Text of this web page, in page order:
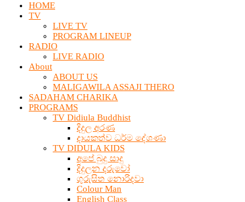
HOME
TV
LIVE TV
PROGRAM LINEUP
RADIO
LIVE RADIO
About
ABOUT US
MALIGAWILA ASSAJI THERO
SADAHAM CHARIKA
PROGRAMS
TV Didiula Buddhist
දිදුල අරණ
දායකත්ව ධර්ම දේශණා
TV DIDULA KIDS
අපේ බුදු සාදු
දිදුලන දරුවෝ
ගුරුසිත නොරිදවා
Colour Man
English Class